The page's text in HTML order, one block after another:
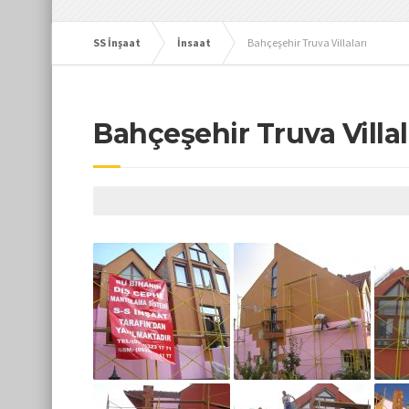
SS İnşaat İnsaat Bahçeşehir Truva Villaları
Bahçeşehir Truva